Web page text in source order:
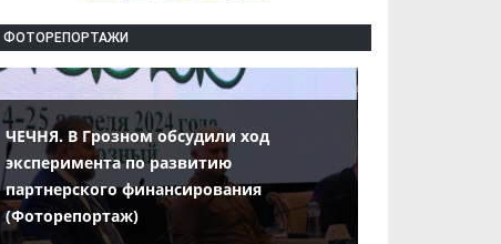
ФОТОРЕПОРТАЖИ
ЧЕЧНЯ. В Грозном обсудили ход
эксперимента по развитию
партнерского финансирования
(Фоторепортаж)